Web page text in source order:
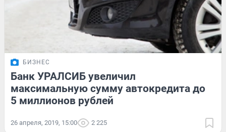
БИЗНЕС
Банк УРАЛСИБ увеличил
максимальную сумму автокредита до
5 миллионов рублей
26 апреля, 2019, 15:00 2 225